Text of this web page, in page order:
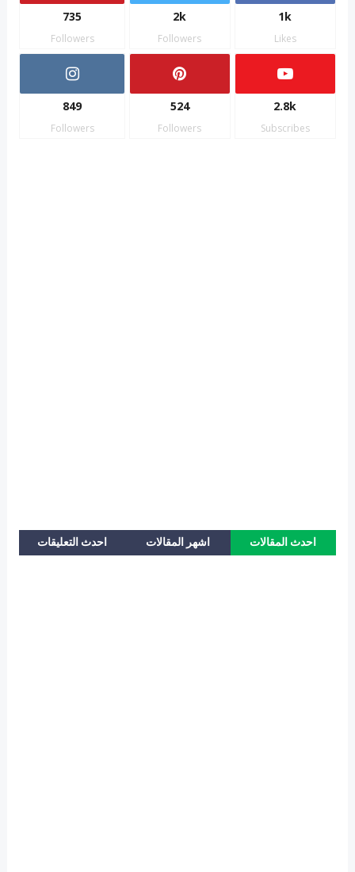
1k
Likes
2k
Followers
735
Followers
2.8k
Subscribes
524
Followers
849
Followers
احدث المقالات اشهر المقالات احدث التعليقات